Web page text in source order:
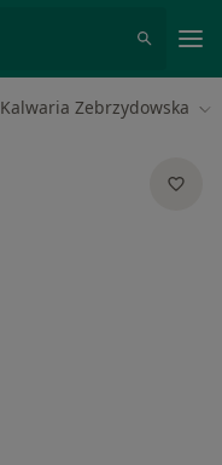
Kalwaria Zebrzydowska